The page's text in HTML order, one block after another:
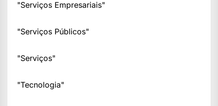
"Serviços Empresariais"
"Serviços Públicos"
"Serviços"
"Tecnologia"